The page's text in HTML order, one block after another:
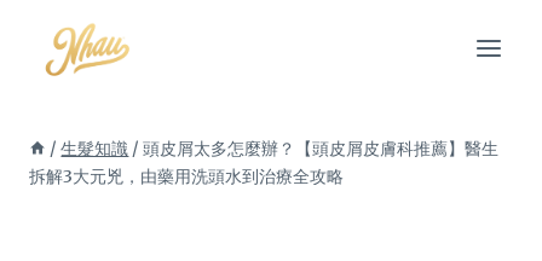
content
/ 生髮知識 / 頭皮屑太多怎麼辦？【頭皮屑皮膚科推薦】醫生
拆解3大元兇，由藥用洗頭水到治療全攻略